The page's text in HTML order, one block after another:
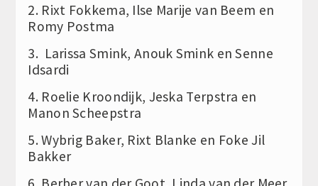
2. Rixt Fokkema, Ilse Marije van Beem en
Romy Postma
3. Larissa Smink, Anouk Smink en Senne
Idsardi
4. Roelie Kroondijk, Jeska Terpstra en
Manon Scheepstra
5. Wybrig Baker, Rixt Blanke en Foke Jil
Bakker